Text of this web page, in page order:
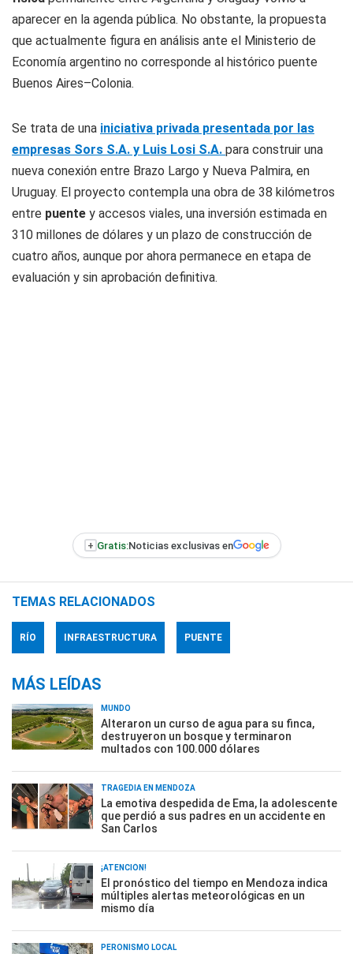
aparecer en la agenda pública. No obstante, la propuesta
que actualmente figura en análisis ante el Ministerio de
Economía argentino no corresponde al histórico puente
Buenos Aires–Colonia.
Se trata de una iniciativa privada presentada por las
empresas Sors S.A. y Luis Losi S.A. para construir una
nueva conexión entre Brazo Largo y Nueva Palmira, en
Uruguay. El proyecto contempla una obra de 38 kilómetros
entre puente y accesos viales, una inversión estimada en
310 millones de dólares y un plazo de construcción de
cuatro años, aunque por ahora permanece en etapa de
evaluación y sin aprobación definitiva.
+ Gratis:Noticias exclusivas en
TEMAS RELACIONADOS
RÍO INFRAESTRUCTURA PUENTE
MÁS LEÍDAS
MUNDO
Alteraron un curso de agua para su finca,
destruyeron un bosque y terminaron
multados con 100.000 dólares
TRAGEDIA EN MENDOZA
La emotiva despedida de Ema, la adolescente
que perdió a sus padres en un accidente en
San Carlos
¡ATENCIÓN!
El pronóstico del tiempo en Mendoza indica
múltiples alertas meteorológicas en un
mismo día
PERONISMO LOCAL